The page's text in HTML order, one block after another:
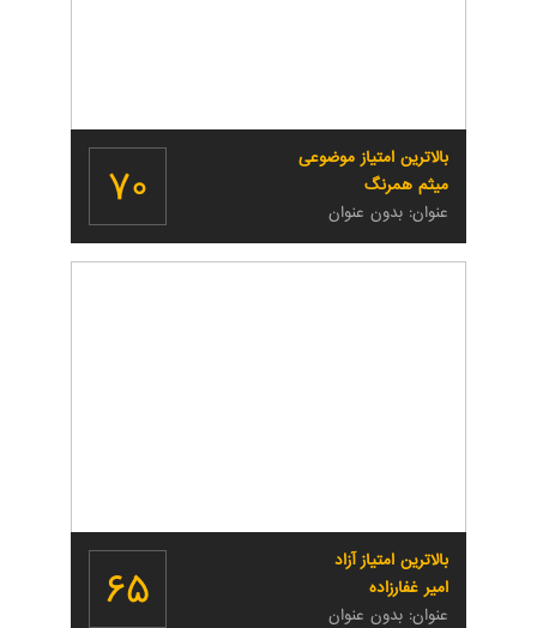
بالاترین امتیاز موضوعی
میثم همرنگ
عنوان: بدون عنوان
۷۰
بالاترین امتیاز آزاد
امیر غفارزاده
عنوان: بدون عنوان
۶۵